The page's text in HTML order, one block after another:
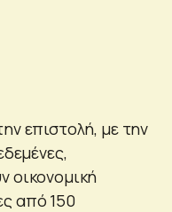
επιστολή, με την
οικονομική
από 150